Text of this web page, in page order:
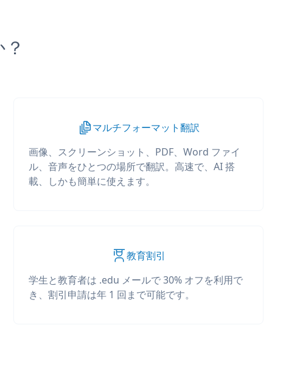
マルチフォーマット翻訳
画像、スクリーンショット、PDF、Word ファイ
ル、音声をひとつの場所で翻訳。高速で、AI 搭
載、しかも簡単に使えます。
教育割引
学生と教育者は .edu メールで 30% オフを利用で
き、割引申請は年 1 回まで可能です。